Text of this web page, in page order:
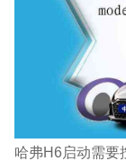
哈弗H6启动需要